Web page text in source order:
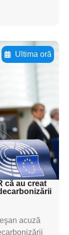
Ultima oră
că au creat
acuză